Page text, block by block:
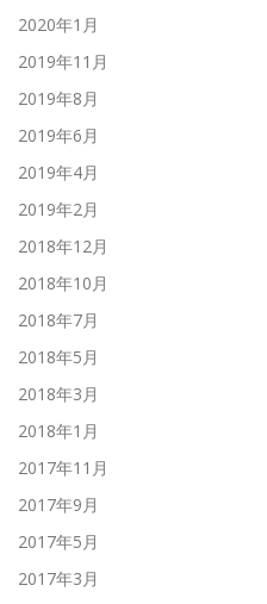
2020年1月
2019年11月
2019年8月
2019年6月
2019年4月
2019年2月
2018年12月
2018年10月
2018年7月
2018年5月
2018年3月
2018年1月
2017年11月
2017年9月
2017年5月
2017年3月